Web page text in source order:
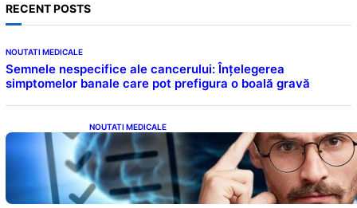
RECENT POSTS
NOUTATI MEDICALE
Semnele nespecifice ale cancerului: Înțelegerea
simptomelor banale care pot prefigura o boală gravă
NOUTATI MEDICALE
Inteligența dincolo de note: Semnele unui IQ
ridicat care nu țin de școală